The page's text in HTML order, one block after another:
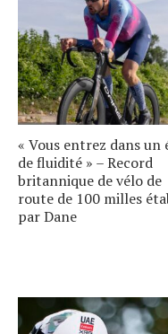
« Vous entrez dans un
de fluidité » – Record
britannique de vélo de
route de 100 milles
par Dane